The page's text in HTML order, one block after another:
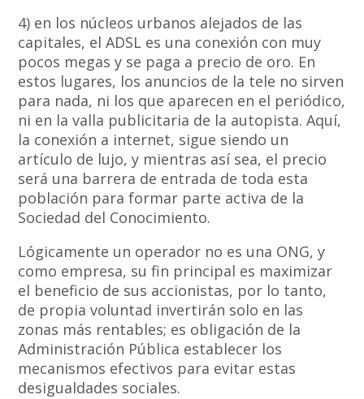
4) en los núcleos urbanos alejados de las
capitales, el ADSL es una conexión con muy
pocos megas y se paga a precio de oro. En
estos lugares, los anuncios de la tele no sirven
para nada, ni los que aparecen en el periódico,
ni en la valla publicitaria de la autopista. Aquí,
la conexión a internet, sigue siendo un
artículo de lujo, y mientras así sea, el precio
será una barrera de entrada de toda esta
población para formar parte activa de la
Sociedad del Conocimiento.
Lógicamente un operador no es una ONG, y
como empresa, su fin principal es maximizar
el beneficio de sus accionistas, por lo tanto,
de propia voluntad invertirán solo en las
zonas más rentables; es obligación de la
Administración Pública establecer los
mecanismos efectivos para evitar estas
desigualdades sociales.